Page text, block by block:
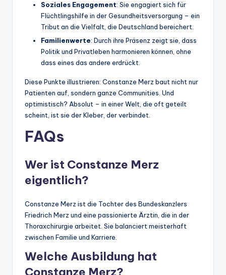
Soziales Engagement: Sie engagiert sich für
Flüchtlingshilfe in der Gesundheitsversorgung – ein
Tribut an die Vielfalt, die Deutschland bereichert.
Familienwerte: Durch ihre Präsenz zeigt sie, dass
Politik und Privatleben harmonieren können, ohne
dass eines das andere erdrückt.
Diese Punkte illustrieren: Constanze Merz baut nicht nur
Patienten auf, sondern ganze Communities. Und
optimistisch? Absolut – in einer Welt, die oft geteilt
scheint, ist sie der Kleber, der verbindet.
FAQs
Wer ist Constanze Merz
eigentlich?
Constanze Merz ist die Tochter des Bundeskanzlers
Friedrich Merz und eine passionierte Ärztin, die in der
Thoraxchirurgie arbeitet. Sie balanciert meisterhaft
zwischen Familie und Karriere.
Welche Ausbildung hat